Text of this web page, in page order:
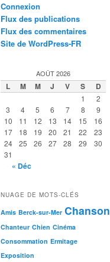
Connexion
Flux des publications
Flux des commentaires
Site de WordPress-FR
AOÛT 2026
L M M J V S D
1
2
3
4 5 6 7 8
9
10
11 12 13 14 15
16
17
18 19 20 21 22
23
24
25 26 27 28 29
30
31
« Déc
NUAGE DE MOTS-CLÉS
Amis Berck-sur-Mer Chanson
Chanteur Chien Cinéma
Consommation Ermitage
Exposition